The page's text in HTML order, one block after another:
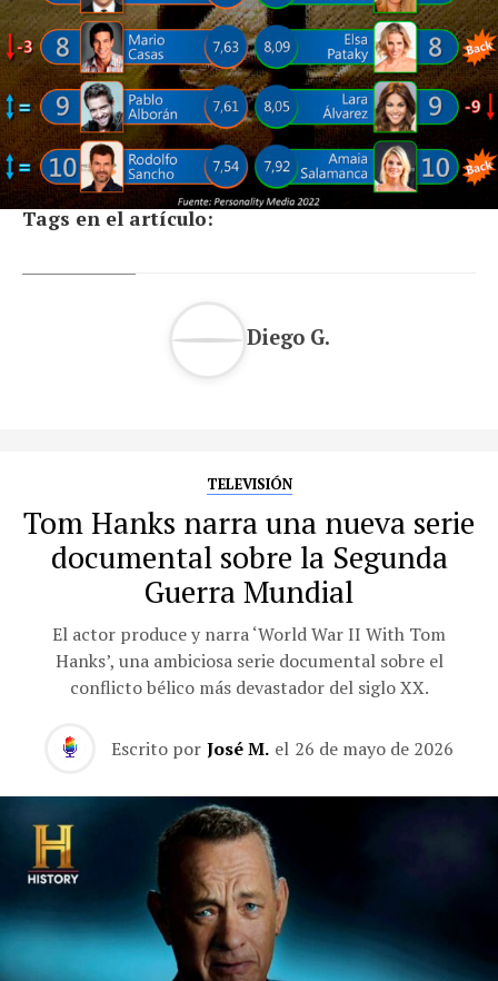
Tags en el artículo:
Diego G.
TELEVISIÓN
Tom Hanks narra una nueva serie
documental sobre la Segunda
Guerra Mundial
El actor produce y narra ‘World War II With Tom
Hanks’, una ambiciosa serie documental sobre el
conflicto bélico más devastador del siglo XX.
Escrito por José M. el 26 de mayo de 2026